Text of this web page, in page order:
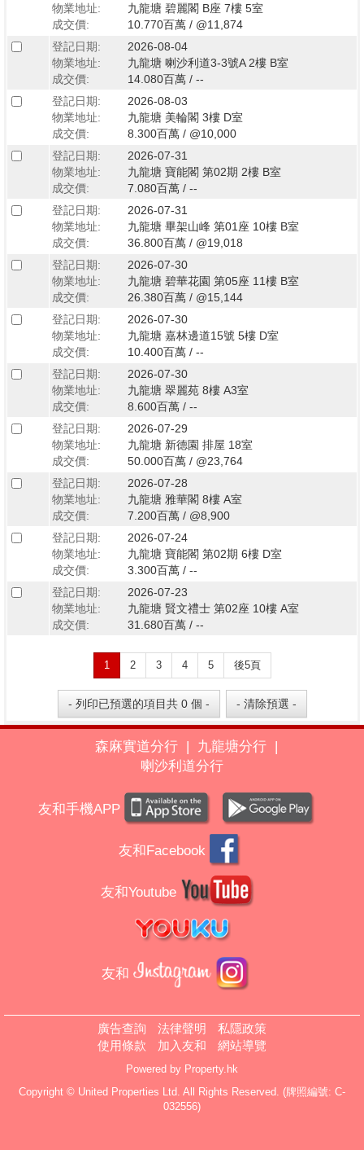
物業地址:
九龍塘 碧麗閣 B座 7樓 5室
成交價:
10.770百萬 / @11,874
登記日期:
2026-08-04
物業地址:
九龍塘 喇沙利道3-3號A 2樓 B室
成交價:
14.080百萬 / --
登記日期:
2026-08-03
物業地址:
九龍塘 美輪閣 3樓 D室
成交價:
8.300百萬 / @10,000
登記日期:
2026-07-31
物業地址:
九龍塘 寶能閣 第02期 2樓 B室
成交價:
7.080百萬 / --
登記日期:
2026-07-31
物業地址:
九龍塘 畢架山峰 第01座 10樓 B室
成交價:
36.800百萬 / @19,018
登記日期:
2026-07-30
物業地址:
九龍塘 碧華花園 第05座 11樓 B室
成交價:
26.380百萬 / @15,144
登記日期:
2026-07-30
物業地址:
九龍塘 嘉林邊道15號 5樓 D室
成交價:
10.400百萬 / --
登記日期:
2026-07-30
物業地址:
九龍塘 翠麗苑 8樓 A3室
成交價:
8.600百萬 / --
登記日期:
2026-07-29
物業地址:
九龍塘 新德園 排屋 18室
成交價:
50.000百萬 / @23,764
登記日期:
2026-07-28
物業地址:
九龍塘 雅華閣 8樓 A室
成交價:
7.200百萬 / @8,900
登記日期:
2026-07-24
物業地址:
九龍塘 寶能閣 第02期 6樓 D室
成交價:
3.300百萬 / --
登記日期:
2026-07-23
物業地址:
九龍塘 賢文禮士 第02座 10樓 A室
成交價:
31.680百萬 / --
1 2 3 4 5 後5頁
森麻實道分行 | 九龍塘分行
|
喇沙利道分行
友和手機APP
友和Facebook
友和Youtube
友和
廣告查詢 法律聲明
私隱政策
使用條款
加入友和 網站導覽
Powered by Property.hk
Copyright © United Properties Ltd. All Rights Reserved. (牌照編號: C-
032556)